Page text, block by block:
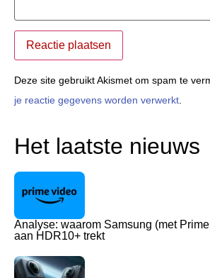
Deze site gebruikt Akismet om spam te
je reactie gegevens worden verwerkt.
Het laatste nieuws
Analyse: waarom Samsung (met
aan HDR10+ trekt